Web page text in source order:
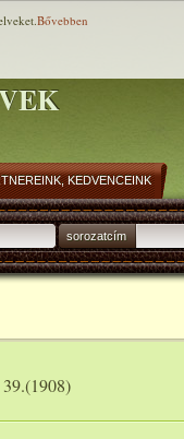
KEDVENCEINK
sorozatcím
Bővebben